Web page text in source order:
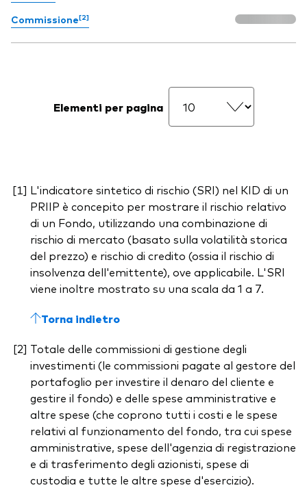
Commissione[2]
Elementi per pagina
L'indicatore sintetico di rischio (SRI) nel KID di un
PRIIP è concepito per mostrare il rischio relativo
di un Fondo, utilizzando una combinazione di
rischio di mercato (basato sulla volatilità storica
del prezzo) e rischio di credito (ossia il rischio di
insolvenza dell'emittente), ove applicabile. L'SRI
viene inoltre mostrato su una scala da 1 a 7.
Torna indietro
Totale delle commissioni di gestione degli
investimenti (le commissioni pagate al gestore del
portafoglio per investire il denaro del cliente e
gestire il fondo) e delle spese amministrative e
altre spese (che coprono tutti i costi e le spese
relativi al funzionamento del fondo, tra cui spese
amministrative, spese dell'agenzia di registrazione
e di trasferimento degli azionisti, spese di
custodia e tutte le altre spese d'esercizio).